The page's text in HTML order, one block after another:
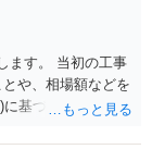
ます。 当初の工事
や、相場額などを
基づかない不当な
きでしょう。 相手